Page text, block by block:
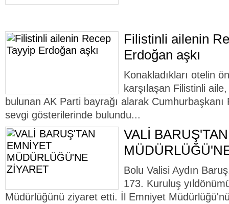
Filistinli ailenin
Erdoğan aşkı
Konakladıkları otelin
karşılaşan Filistinli
bulunan AK Parti bayrağı alarak Cumhurbaşkanı
sevgi gösterilerinde bulundu...
VALİ
Bolu Valisi Aydın
173. Kuruluş
Müdürlüğünü ziyaret etti. İl Emniyet